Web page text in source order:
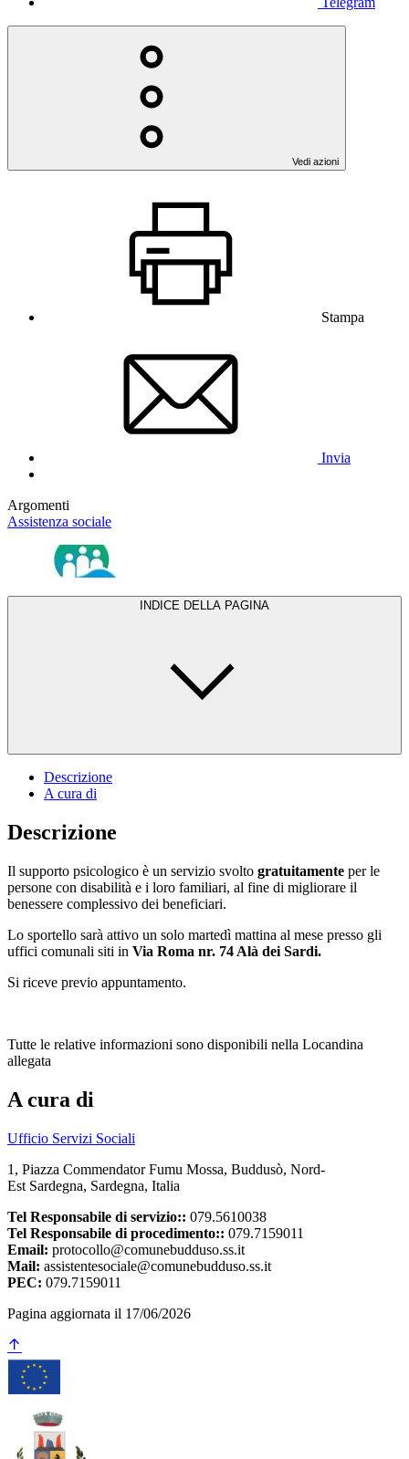
Vedi azioni
Stampa
Invia
Argomenti
Assistenza sociale
INDICE DELLA PAGINA
Descrizione
A cura di
Descrizione
Il supporto psicologico è un servizio svolto gratuitamente per le
persone con disabilità e i loro familiari, al fine di migliorare il
benessere complessivo dei beneficiari.
Lo sportello sarà attivo un solo martedì mattina al mese presso gli
uffici comunali siti in Via Roma nr. 74 Alà dei Sardi.
Si riceve previo appuntamento.
Tutte le relative informazioni sono disponibili nella Locandina
allegata
A cura di
Ufficio Servizi Sociali
1, Piazza Commendator Fumu Mossa, Buddusò, Nord-
Est Sardegna, Sardegna, Italia
Tel Responsabile di servizio:: 079.5610038
Tel Responsabile di procedimento:: 079.7159011
Email: protocollo@comunebudduso.ss.it
Mail: assistentesociale@comunebudduso.ss.it
PEC: 079.7159011
Pagina aggiornata il 17/06/2026